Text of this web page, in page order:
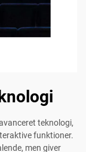
teknologi,
funktioner.
men giver